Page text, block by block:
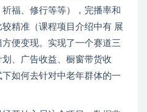
福、修行等等），完播率和
精准（课程项目介绍中有 展
便变现。实现了一个赛道三
、广告收益、橱窗带货收
如何去针对中老年群体的一